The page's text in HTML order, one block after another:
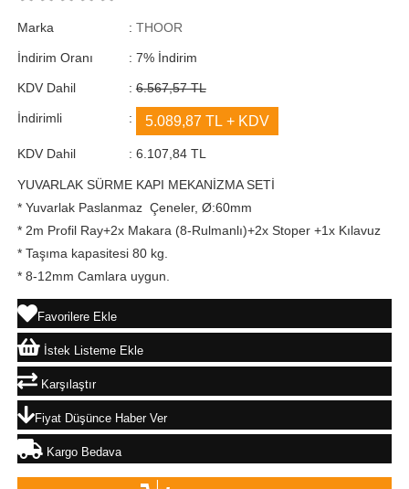
Marka : THOOR
İndirim Oranı : %
7 İndirim
KDV Dahil : 6.567,57 TL
İndirimli : 5.089,87 TL + KDV
KDV Dahil : 6.107,84 TL
YUVARLAK SÜRME KAPI MEKANİZMA SETİ
* Yuvarlak Paslanmaz Çeneler, Ø:60mm
* 2m Profil Ray+2x Makara (8-Rulmanlı)+2x Stoper +1x Kılavuz
* Taşıma kapasitesi 80 kg.
* 8-12mm Camlara uygun.
Favorilere Ekle
İstek Listeme Ekle
Karşılaştır
Fiyat Düşünce Haber Ver
Kargo Bedava